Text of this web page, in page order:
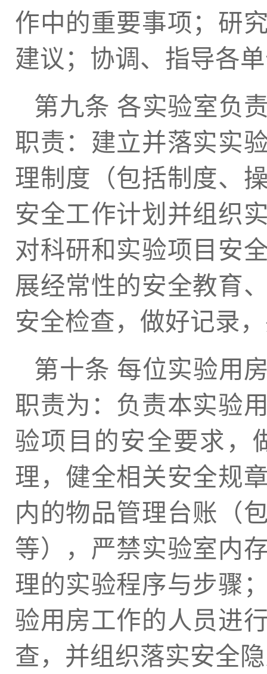
作中的重要事项；研
建议；协调、指导各
第九条 各实验室负
职责：建立并落实实
理制度（包括制度、
安全工作计划并组织
对科研和实验项目安
展经常性的安全教育
安全检查，做好记录
第十条 每位实验用
职责为：负责本实验
验项目的安全要求，
理，健全相关安全规
内的物品管理台账（
等），严禁实验室内
理的实验程序与步骤
验用房工作的人员进
查，并组织落实安全